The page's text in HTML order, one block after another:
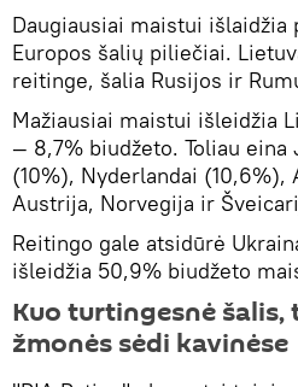
Daugiausiai maistui
Europos šalių piliečiai.
reitinge, šalia Rusijos ir
Mažiausiai maistui išleidžia
— 8,7% biudžeto. Toliau eina
(10%), Nyderlandai (10,6%),
Austrija, Norvegija ir
Reitingo gale atsidūrė
išleidžia 50,9% biudžeto
Kuo turtingesnė šalis,
žmonės sėdi kavinėse